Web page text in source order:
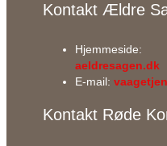
Kontakt Ældre
Hjemmeside:
aeldresagen.dk
E-mail:
Kontakt Røde